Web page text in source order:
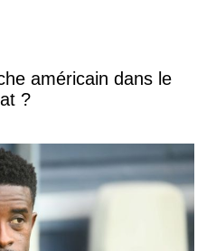
américain dans le
?